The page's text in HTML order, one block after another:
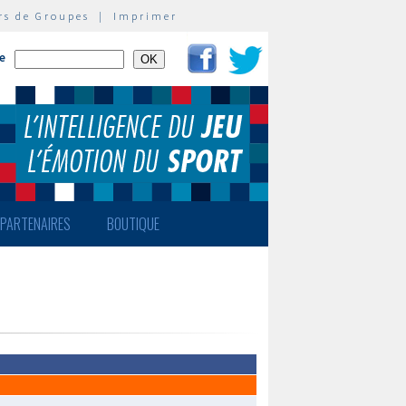
de Groupes | Imprimer
PARTENAIRES BOUTIQUE